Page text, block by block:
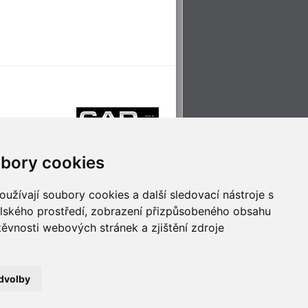
cookies
soubory cookies a další sledovací nástroje s
prostředí, zobrazení přizpůsobeného obsahu
webových stránek a zjištění zdroje
cestování
Technologie pro